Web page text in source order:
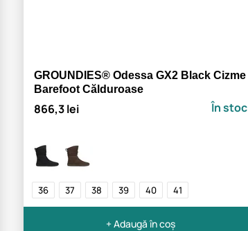
GROUNDIES® Odessa GX2 Black Cizme
Barefoot Călduroase
866,3 lei În stoc
36 37 38 39 40 41
+ Adaugă în coș